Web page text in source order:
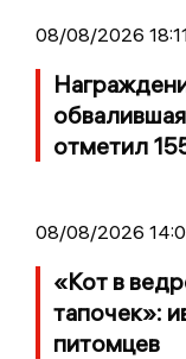
08/08/2026
отметил
08/08/2026
«Кот в
тапочек»:
питомцев